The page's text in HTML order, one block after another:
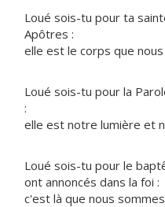
Loué sois-tu pour ta
Apôtres :
elle est le corps que
Loué sois-tu pour la
:
elle est notre lumière et
Loué sois-tu pour le
ont annoncés dans la foi :
c'est là que nous